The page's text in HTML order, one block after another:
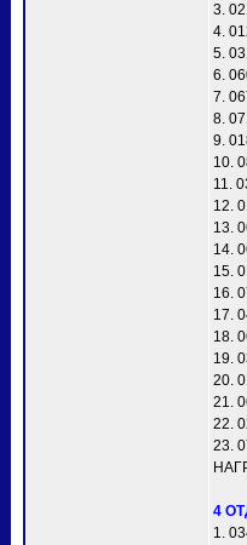
3.
4.
5.
6.
7.
8.
9.
10.
11.
12.
13.
14.
15.
16.
17.
18.
19.
20.
21.
22.
23.
4
1.